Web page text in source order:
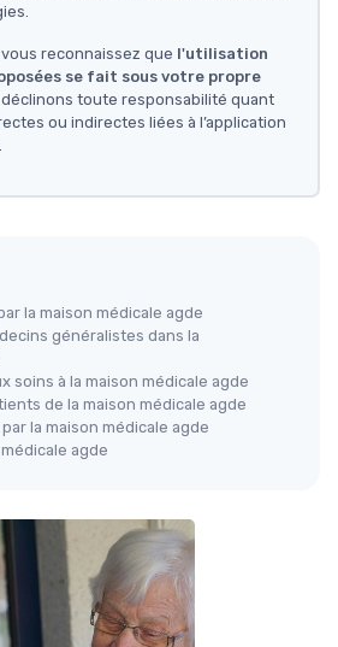
reconnaissez que l'utilisation
se fait sous votre propre
déclinons toute responsabilité quant
ou indirectes liées à l’application
la maison médicale agde
généralistes dans la
soins à la maison médicale agde
de la maison médicale agde
la maison médicale agde
agde